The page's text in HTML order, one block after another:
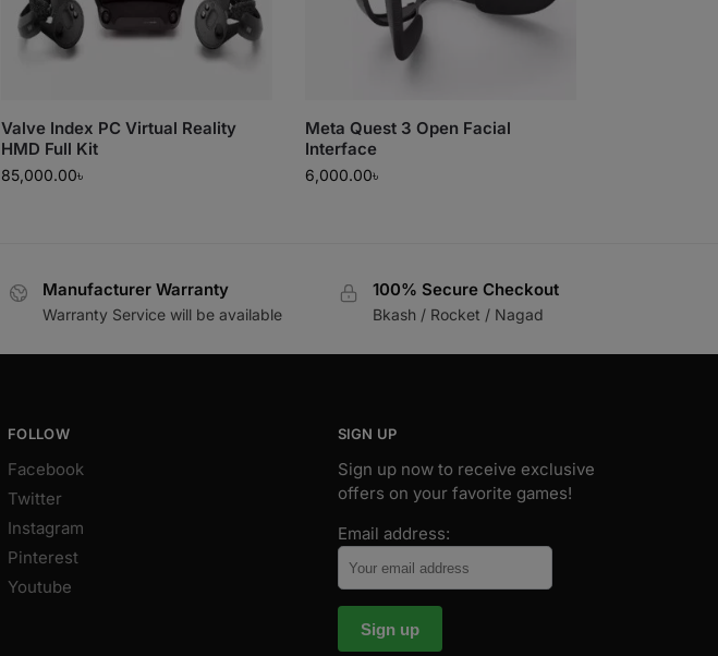
Valve Index PC Virtual Reality
HMD Full Kit
85,000.00৳
Meta Quest 3 Open Facial
Interface
6,000.00৳
Manufacturer Warranty
Warranty Service will be available
100% Secure Checkout
Bkash / Rocket / Nagad
FOLLOW
Facebook
Twitter
Instagram
Pinterest
Youtube
SIGN UP
Sign up now to receive exclusive
offers on your favorite games!
Email address: